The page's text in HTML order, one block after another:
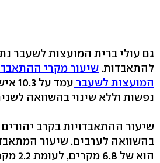
גם עולי ברית המועצות לשעבר
להתאבדות. שיעור מקרי
המועצות לשעבר
נפשות וללא שינוי בהשוואה לשנים 2013-
שיעור ההתאבדויות בקרב
בהשוואה לערבים. שיעור
הוא של 6.8 מקרים, לעומת 2.2 מקרים במגזר הערבי.